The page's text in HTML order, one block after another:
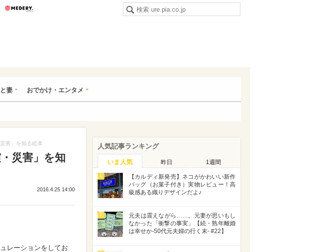
うまい肉
妻 おでかけ・エンタメ
害」を知る絵本
災害」を知
2016.4.25 14:00
レーションをしてお
人気記事ランキング
いま人気 昨日 1週間
1
【カルディ新発売】ネコがかわいい新作
バッグ（お菓子付き）実物レビュー！高
級感ある織りデザインだよ♪
2
元夫は震えながら……。元妻が思いもし
なかった「衝撃の事実」【続・熟年離婚
は幸せか-50代元夫婦の行く末- #22】